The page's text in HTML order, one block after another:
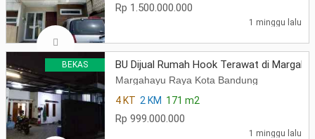
Rp 1.500.000.000
1 minggu lalu
BEKAS BU Dijual Rumah Hook Terawat di
Margahayu Raya Kota Bandung
4 KT 2 KM 171 m2
Rp 999.000.000
1 minggu lalu